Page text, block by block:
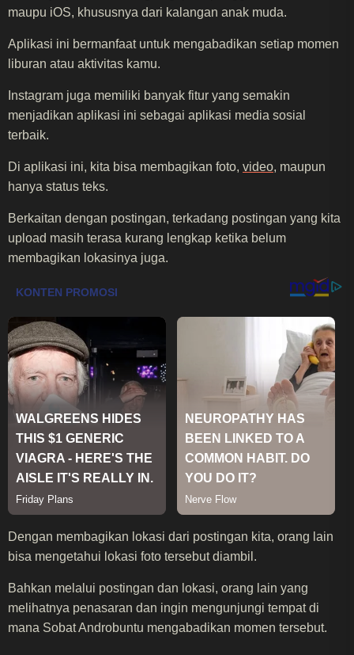
maupu iOS, khususnya dari kalangan anak muda.
Aplikasi ini bermanfaat untuk mengabadikan setiap momen
liburan atau aktivitas kamu.
Instagram juga memiliki banyak fitur yang semakin
menjadikan aplikasi ini sebagai aplikasi media sosial
terbaik.
Di aplikasi ini, kita bisa membagikan foto, video, maupun
hanya status teks.
Berkaitan dengan postingan, terkadang postingan yang kita
upload masih terasa kurang lengkap ketika belum
membagikan lokasinya juga.
Dengan membagikan lokasi dari postingan kita, orang lain
bisa mengetahui lokasi foto tersebut diambil.
Bahkan melalui postingan dan lokasi, orang lain yang
melihatnya penasaran dan ingin mengunjungi tempat di
mana Sobat Androbuntu mengabadikan momen tersebut.